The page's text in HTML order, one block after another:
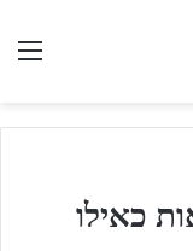
כאילו